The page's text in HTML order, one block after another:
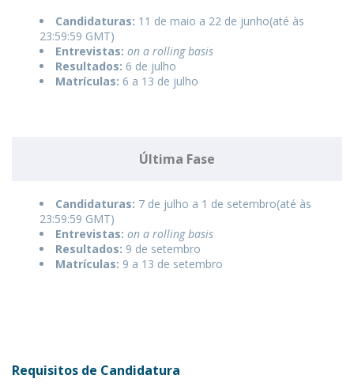
Candidaturas: 11 de maio a 22 de junho(até às
23:59:59 GMT)
Entrevistas: on a rolling basis
Resultados: 6 de julho
Matrículas: 6 a 13 de julho
Última Fase
Candidaturas: 7 de julho a 1 de setembro(até às
23:59:59 GMT)
Entrevistas: on a rolling basis
Resultados: 9 de setembro
Matrículas: 9 a 13 de setembro
Requisitos de Candidatura